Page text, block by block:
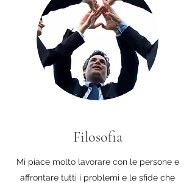
Filosofia
Mi piace molto lavorare con le persone e
affrontare tutti i problemi e le sfide che